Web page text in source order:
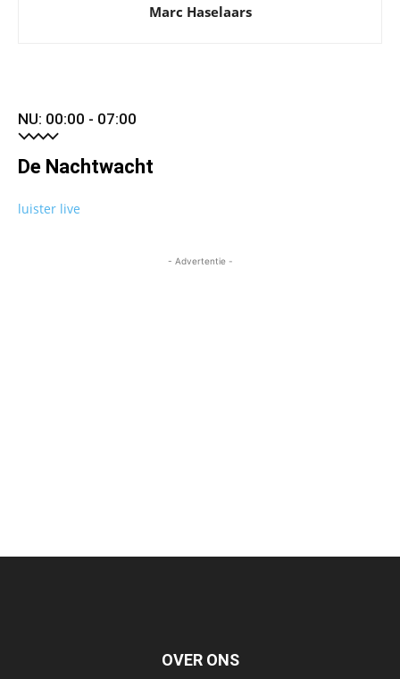
Marc Haselaars
NU: 00:00 - 07:00
De Nachtwacht
luister live
- Advertentie -
OVER ONS